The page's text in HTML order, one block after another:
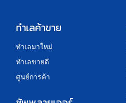
ทำเลค้าขาย
ทำเลมาใหม่
ทำเลขายดี
ศูนย์การค้า